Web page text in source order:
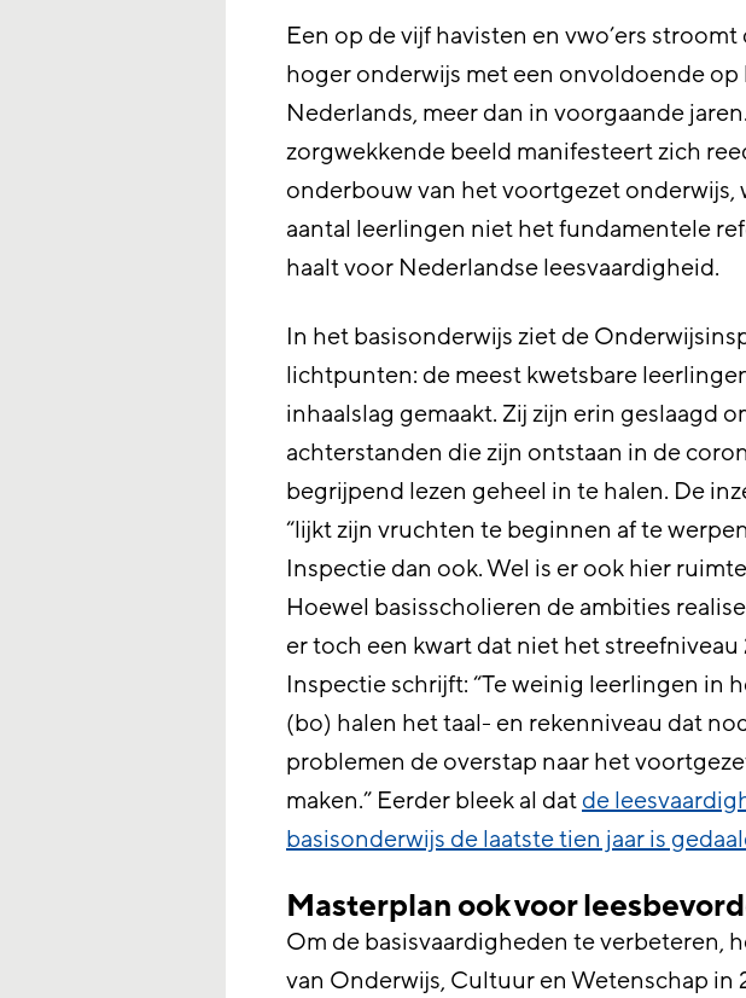
Een op de vijf havisten en vwo’ers
hoger onderwijs met een onvoldoende op
Nederlands, meer dan in voorgaande
zorgwekkende beeld manifesteert zich
onderbouw van het voortgezet onderwijs,
aantal leerlingen niet het fundamentele
haalt voor Nederlandse leesvaardigheid.
In het basisonderwijs ziet de
lichtpunten: de meest kwetsbare
inhaalslag gemaakt. Zij zijn erin geslaagd
achterstanden die zijn ontstaan in de
begrijpend lezen geheel in te halen. De
“lijkt zijn vruchten te beginnen af te
Inspectie dan ook. Wel is er ook hier
Hoewel basisscholieren de ambities
er toch een kwart dat niet het streefniveau
Inspectie schrijft: “Te weinig leerlingen in
(bo) halen het taal- en rekenniveau dat
problemen de overstap naar het
maken.” Eerder bleek al datde
basisonderwijs de laatste tien jaar is
Masterplan ook voor
Om de basisvaardigheden te verbeteren,
van Onderwijs, Cultuur en Wetenschap in